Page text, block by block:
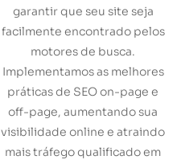
garantir que seu site seja
facilmente encontrado pelos
motores de busca.
Implementamos as melhores
práticas de SEO on-page e
off-page, aumentando sua
visibilidade online e atraindo
mais tráfego qualificado em